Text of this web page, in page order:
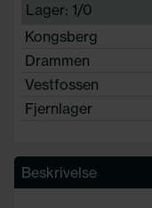
Lager: 1/0
Kongsberg
Drammen
Vestfossen
Fjernlager
Beskrivelse